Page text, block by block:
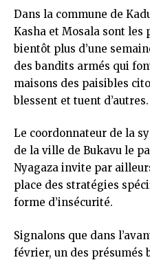
Dans la commune de
Kasha et Mosala sont les
bientôt plus d’une
des bandits armés qui
maisons des paisibles
blessent et tuent d’autres.
Le coordonnateur de la
de la ville de Bukavu le
Nyagaza invite par
place des stratégies
forme d’insécurité.
Signalons que dans
février, un des présumés